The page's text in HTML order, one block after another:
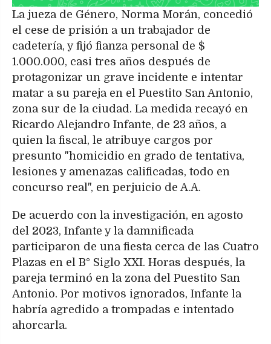
La jueza de Género, Norma Morán, concedió
el cese de prisión a un trabajador de
cadetería, y fijó fianza personal de $
1.000.000, casi tres años después de
protagonizar un grave incidente e intentar
matar a su pareja en el Puestito San Antonio,
zona sur de la ciudad. La medida recayó en
Ricardo Alejandro Infante, de 23 años, a
quien la fiscal, le atribuye cargos por
presunto "homicidio en grado de tentativa,
lesiones y amenazas calificadas, todo en
concurso real", en perjuicio de A.A.
De acuerdo con la investigación, en agosto
del 2023, Infante y la damnificada
participaron de una fiesta cerca de las Cuatro
Plazas en el B° Siglo XXI. Horas después, la
pareja terminó en la zona del Puestito San
Antonio. Por motivos ignorados, Infante la
habría agredido a trompadas e intentado
ahorcarla.